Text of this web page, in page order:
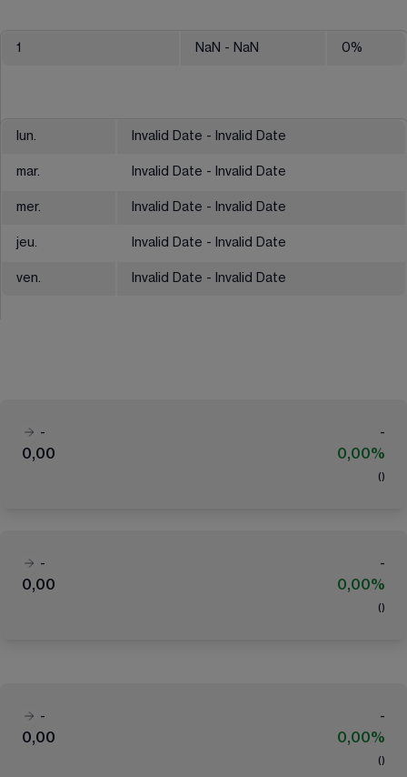
1 NaN - NaN 0%
lun. Invalid Date - Invalid Date
mar. Invalid Date - Invalid Date
mer. Invalid Date - Invalid Date
jeu. Invalid Date - Invalid Date
ven. Invalid Date - Invalid Date
-
-
0,00
0,00%
( )
-
-
0,00
0,00%
( )
-
-
0,00
0,00%
( )